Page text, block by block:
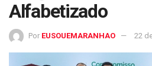
Alfabetizado
Por EUSOUEMARANHAO 22